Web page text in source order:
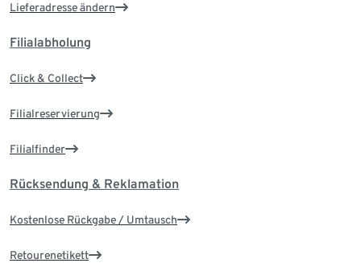
Lieferadresse ändern
Filialabholung
Click & Collect
Filialreservierung
Filialfinder
Rücksendung & Reklamation
Kostenlose Rückgabe / Umtausch
Retourenetikett